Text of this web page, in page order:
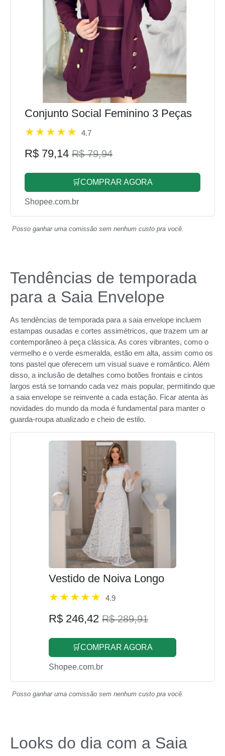
Conjunto Social Feminino 3 Peças
4.7
R$ 79,14 R$ 79,94
🛒COMPRAR AGORA
Shopee.com.br
Posso ganhar uma comissão sem nenhum custo pra você.
Tendências de temporada
para a Saia Envelope
As tendências de temporada para a saia envelope incluem
estampas ousadas e cortes assimétricos, que trazem um ar
contemporâneo à peça clássica. As cores vibrantes, como o
vermelho e o verde esmeralda, estão em alta, assim como os
tons pastel que oferecem um visual suave e romântico. Além
disso, a inclusão de detalhes como botões frontais e cintos
largos está se tornando cada vez mais popular, permitindo que
a saia envelope se reinvente a cada estação. Ficar atenta às
novidades do mundo da moda é fundamental para manter o
guarda-roupa atualizado e cheio de estilo.
Vestido de Noiva Longo
4.9
R$ 246,42 R$ 289,91
🛒COMPRAR AGORA
Shopee.com.br
Posso ganhar uma comissão sem nenhum custo pra você.
Looks do dia com a Saia